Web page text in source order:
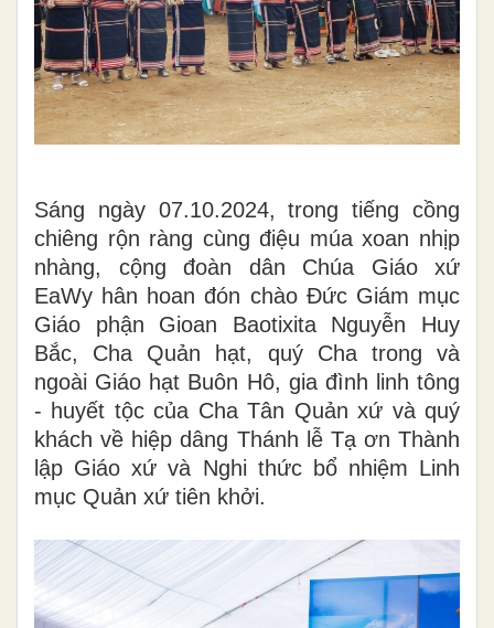
Sáng ngày 07.10.2024, trong tiếng cồng
chiêng rộn ràng cùng điệu múa xoan nhịp
nhàng, cộng đoàn dân Chúa Giáo xứ
EaWy hân hoan đón chào Đức Giám mục
Giáo phận Gioan Baotixita Nguyễn Huy
Bắc, Cha Quản hạt, quý Cha trong và
ngoài Giáo hạt Buôn Hô, gia đình linh tông
- huyết tộc của Cha Tân Quản xứ và quý
khách về hiệp dâng Thánh lễ Tạ ơn Thành
lập Giáo xứ và Nghi thức bổ nhiệm Linh
mục Quản xứ tiên khởi.